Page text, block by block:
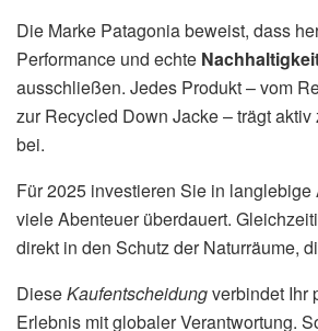
Die Marke Patagonia beweist, dass
Performance und echte
ausschließen. Jedes Produkt – vom
zur Recycled Down Jacke – trägt
bei.
Für 2025 investieren Sie in langlebige
viele Abenteuer überdauert.
direkt in den Schutz der Naturräume,
DieseKaufentscheidungverbindet Ihr
Erlebnis mit globaler Verantwortung.